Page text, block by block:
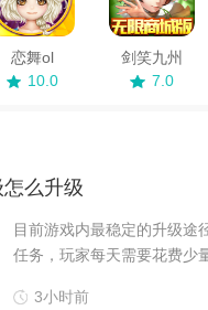
恋舞ol
10.0
剑笑九州
7.0
么升级
目前游戏内最稳定的升级途
任务，玩家每天需要花费少
3小时前